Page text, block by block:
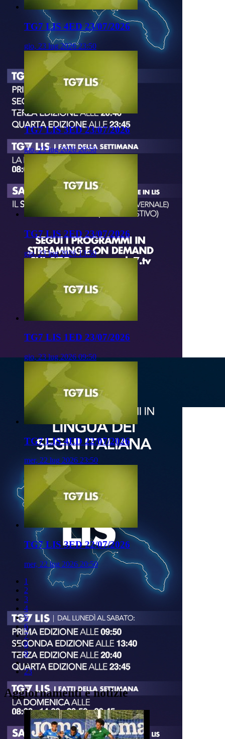
TG7 LIS 4ED 23/07/2026
gio, 23 lug 2026 23:50
TG7 LIS 3ED 23/07/2026
gio, 23 lug 2026 20:50
TG7 LIS 2ED 23/07/2026
gio, 23 lug 2026 13:50
TG7 LIS 1ED 23/07/2026
gio, 23 lug 2026 09:50
TG7 LIS 4ED 22/07/2026
mer, 22 lug 2026 23:50
TG7 LIS 3ED 22/07/2026
mer, 22 lug 2026 20:50
1
2
3
4
5
6
7
8
9
..
23
Aggiornamenti e notizie